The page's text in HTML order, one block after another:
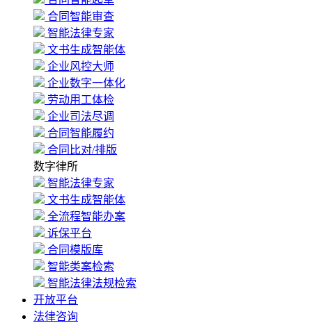
合同智能审查
智能法律专家
文书生成智能体
企业风控大师
企业数字一体化
劳动用工体检
企业司法尽调
合同智能履约
合同比对/排版
数字律所
智能法律专家
文书生成智能体
全流程智能办案
诉保平台
合同模版库
智能类案检索
智能法律法规检索
开放平台
法律咨询